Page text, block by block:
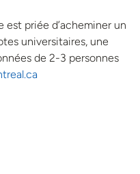
est priée d’acheminer un
universitaires, une
de 2-3 personnes